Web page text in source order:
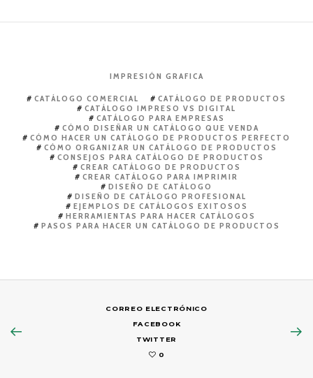
IMPRESIÓN GRAFICA
CATÁLOGO COMERCIAL
CATÁLOGO DE PRODUCTOS
CATÁLOGO IMPRESO VS DIGITAL
CATÁLOGO PARA EMPRESAS
CÓMO DISEÑAR UN CATÁLOGO QUE VENDA
CÓMO HACER UN CATÁLOGO DE PRODUCTOS PERFECTO
CÓMO ORGANIZAR UN CATÁLOGO DE PRODUCTOS
CONSEJOS PARA CATÁLOGO DE PRODUCTOS
CREAR CATÁLOGO DE PRODUCTOS
CREAR CATÁLOGO PARA IMPRIMIR
DISEÑO DE CATÁLOGO
DISEÑO DE CATÁLOGO PROFESIONAL
EJEMPLOS DE CATÁLOGOS EXITOSOS
HERRAMIENTAS PARA HACER CATÁLOGOS
PASOS PARA HACER UN CATÁLOGO DE PRODUCTOS
CORREO ELECTRÓNICO
FACEBOOK
TWITTER
0